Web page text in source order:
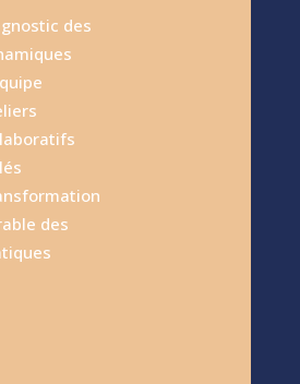
des
des